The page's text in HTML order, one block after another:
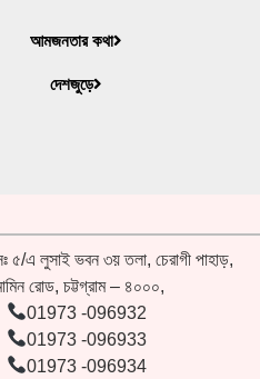
আমজনতার কথা
দেশজুড়ে
৫/এ লুসাই ভবন ৩য় তলা, চেরাগী পাহাড়,
রোড, চট্টগ্রাম – ৪০০০,
01973 -096932
01973 -096933
01973 -096934